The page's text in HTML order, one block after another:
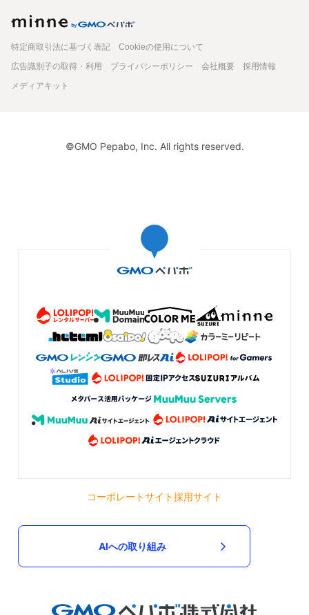
特定商取引法に基づく表記
Cookieの使用について
広告識別子の取得・利用
プライバシーポリシー 会社概要
採用情報
メディアキット
©GMO Pepabo, Inc. All rights reserved.
コーポレートサイト採用サイト
AIへの取り組み